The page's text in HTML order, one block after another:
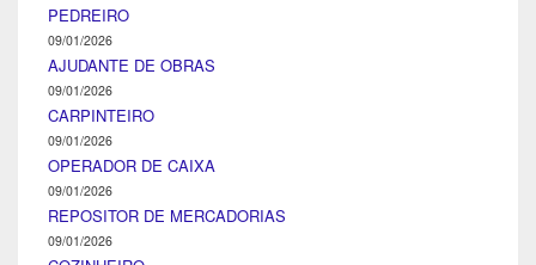
PEDREIRO
09/01/2026
AJUDANTE DE OBRAS
09/01/2026
CARPINTEIRO
09/01/2026
OPERADOR DE CAIXA
09/01/2026
REPOSITOR DE MERCADORIAS
09/01/2026